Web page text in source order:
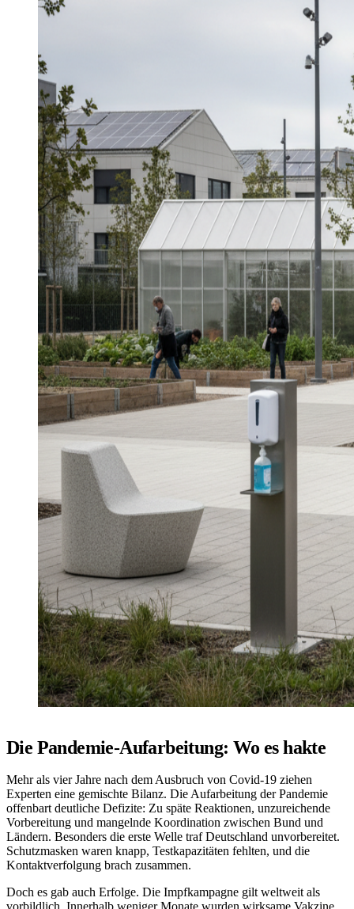
Die Pandemie-Aufarbeitung: Wo es hakte
Mehr als vier Jahre nach dem Ausbruch von Covid-19 ziehen
Experten eine gemischte Bilanz. Die Aufarbeitung der Pandemie
offenbart deutliche Defizite: Zu späte Reaktionen, unzureichende
Vorbereitung und mangelnde Koordination zwischen Bund und
Ländern. Besonders die erste Welle traf Deutschland unvorbereitet.
Schutzmasken waren knapp, Testkapazitäten fehlten, und die
Kontaktverfolgung brach zusammen.
Doch es gab auch Erfolge. Die Impfkampagne gilt weltweit als
vorbildlich. Innerhalb weniger Monate wurden wirksame Vakzine